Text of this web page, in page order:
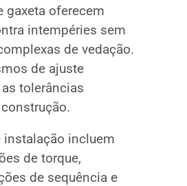
gaxeta oferecem
intempéries sem
de vedação.
de ajuste
tolerâncias
instalação incluem
de torque,
de sequência e